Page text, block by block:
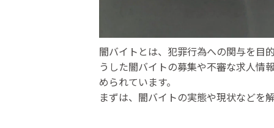
闇バイトとは、犯罪行為への関与を目
うした闇バイトの募集や不審な求人情
められています。
まずは、闇バイトの実態や現状などを